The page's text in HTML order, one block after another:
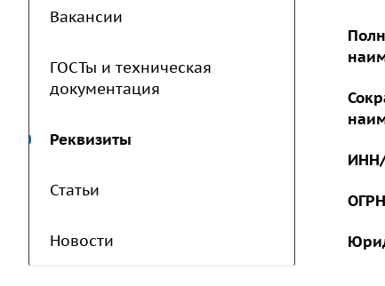
Вакансии
ГОСТы и техническая
документация
Реквизиты
Статьи
Новости